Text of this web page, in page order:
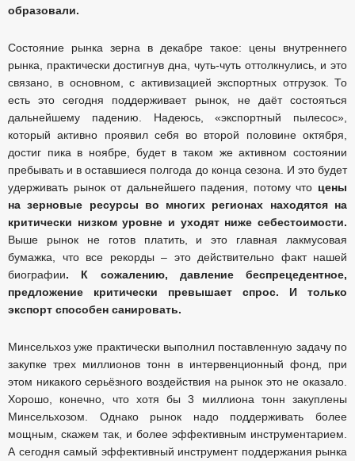
образовали.
Состояние рынка зерна в декабре такое: цены внутреннего
рынка, практически достигнув дна, чуть-чуть оттолкнулись, и это
связано, в основном, с активизацией экспортных отгрузок. То
есть это сегодня поддерживает рынок, не даёт состояться
дальнейшему падению. Надеюсь, «экспортный пылесос»,
который активно проявил себя во второй половине октября,
достиг пика в ноябре, будет в таком же активном состоянии
пребывать и в оставшиеся полгода до конца сезона. И это будет
удерживать рынок от дальнейшего падения, потому что цены
на зерновые ресурсы во многих регионах находятся на
критически низком уровне и уходят ниже себестоимости.
Выше рынок не готов платить, и это главная лакмусовая
бумажка, что все рекорды – это действительно факт нашей
биографии. К сожалению, давление беспрецедентное,
предложение критически превышает спрос. И только
экспорт способен санировать.
Минсельхоз уже практически выполнил поставленную задачу по
закупке трех миллионов тонн в интервенционный фонд, при
этом никакого серьёзного воздействия на рынок это не оказало.
Хорошо, конечно, что хотя бы 3 миллиона тонн закуплены
Минсельхозом. Однако рынок надо поддерживать более
мощным, скажем так, и более эффективным инструментарием.
А сегодня самый эффективный инструмент поддержания рынка